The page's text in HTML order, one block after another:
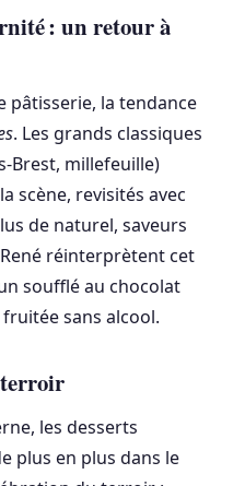
: un retour à
pâtisserie, la tendance
. Les grands classiques
Brest, millefeuille)
scène, revisités avec
de naturel, saveurs
réinterprètent cet
soufflé au chocolat
sans alcool.
les desserts
plus en plus dans le